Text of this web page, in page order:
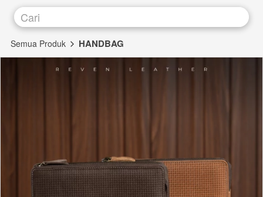
Cari
Semua Produk HANDBAG